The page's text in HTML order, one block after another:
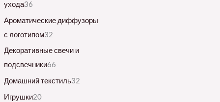
ухода36
Ароматические диффузоры
с логотипом32
Декоративные свечи и
подсвечники66
Домашний текстиль32
Игрушки20